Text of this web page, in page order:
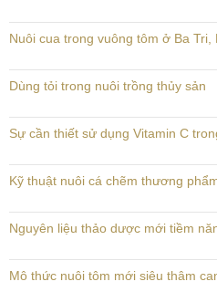
Nuôi cua trong vuông tôm ở Ba Tri,
Dùng tỏi trong nuôi trồng thủy sản
Sự cần thiết sử dụng Vitamin C
Kỹ thuật nuôi cá chẽm thương
Nguyên liệu thảo dược mới tiềm
Mô thức nuôi tôm mới siêu thâm